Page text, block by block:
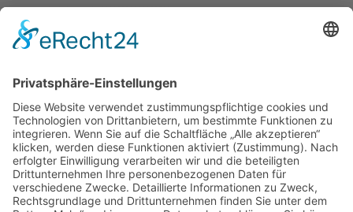
Kontakt
Danksagung
Impressum
Datenschutz
Cookie-Einstellungen